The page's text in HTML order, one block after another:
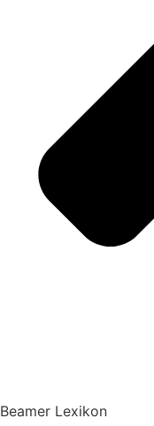
Beamer Lexikon